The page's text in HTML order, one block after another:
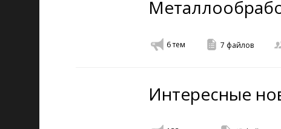
6тем 7 файлов
Интересные